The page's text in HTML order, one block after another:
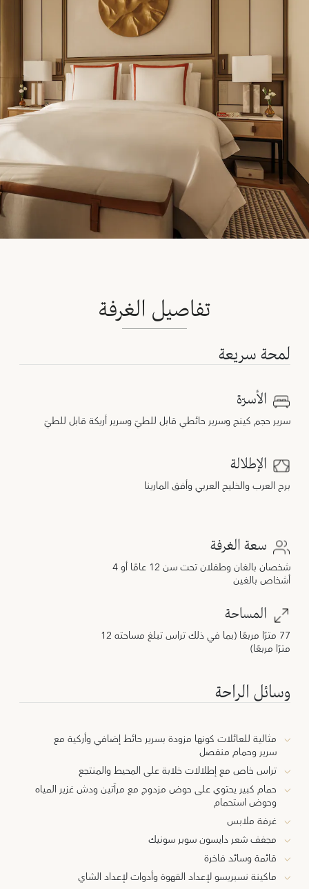
تفاصيل الغرفة
لمحة سريعة
الأسرّة
سرير حجم كينج وسرير حائطي قابل للطيّ وسرير أريكة قابل للطيّ
الإطلالة
برج العرب والخليج العربي وأفق المارينا
سعة الغرفة
شخصان بالغان وطفلان تحت سن 12 عامًا أو 4
أشخاص بالغين
المساحة
77 مترًا مربعًا (بما في ذلك تراس تبلغ مساحته 12
مترًا مربعًا)
وسائل الراحة
مثالية للعائلات كونها مزودة بسرير حائط إضافي وأركية مع
سرير وحمام منفصل
تراس خاص مع إطلالات خلابة على المحيط والمنتجع
حمام كبير يحتوي على حوض مزدوج مع مرآتين ودش غزير المياه
وحوض استحمام
غرفة ملابس
مجفف شعر دايسون سوبر سونيك
قائمة وسائد فاخرة
ماكينة نسبريسو لإعداد القهوة وأدوات لإعداد الشاي